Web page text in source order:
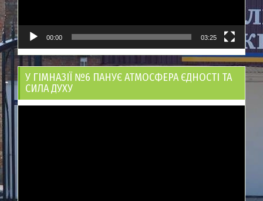
00:00 03:25
У ГІМНАЗІЇ №6 ПАНУЄ АТМОСФЕРА ЄДНОСТІ ТА
СИЛА ДУХУ